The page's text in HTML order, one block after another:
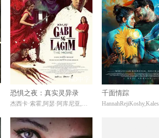
HD中字
恐惧之夜：真实灵异录
杰西卡·索霍,阿瑟·阿库尼亚,伊利亚·阿莱霍
千面情踪